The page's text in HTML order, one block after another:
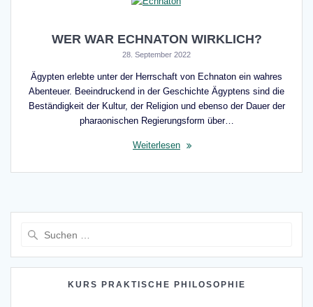
WER WAR ECHNATON WIRKLICH?
28. September 2022
Ägypten erlebte unter der Herrschaft von Echnaton ein wahres
Abenteuer. Beeindruckend in der Geschichte Ägyptens sind die
Beständigkeit der Kultur, der Religion und ebenso der Dauer der
pharaonischen Regierungsform über…
Weiterlesen
KURS PRAKTISCHE PHILOSOPHIE